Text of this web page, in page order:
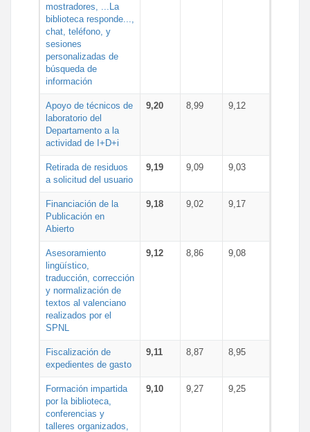
mostradores, ...La
biblioteca responde...,
chat, teléfono, y
sesiones
personalizadas de
búsqueda de
información
Apoyo de técnicos de
laboratorio del
Departamento a la
actividad de I+D+i
9,20 8,99 9,12
Retirada de residuos
a solicitud del usuario
9,19 9,09 9,03
Financiación de la
Publicación en
Abierto
9,18 9,02 9,17
Asesoramiento
lingüístico,
traducción, corrección
y normalización de
textos al valenciano
realizados por el
SPNL
9,12 8,86 9,08
Fiscalización de
expedientes de gasto
9,11 8,87 8,95
Formación impartida
por la biblioteca,
conferencias y
talleres organizados,
9,10 9,27 9,25